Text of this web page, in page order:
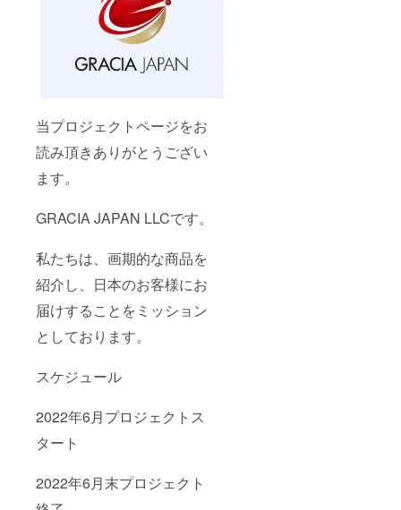
当プロジェクトページをお
読み頂きありがとうござい
ます。
GRACIA JAPAN LLCです。
私たちは、画期的な商品を
紹介し、日本のお客様にお
届けすることをミッション
としております。
スケジュール
2022年6月プロジェクトス
タート
2022年6月末プロジェクト